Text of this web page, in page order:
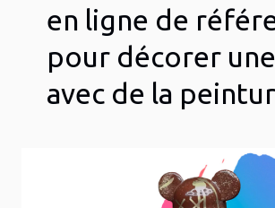
en ligne de
pour décorer
avec de la